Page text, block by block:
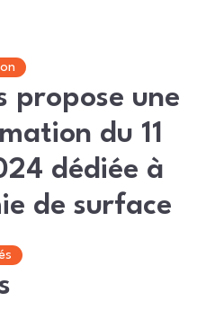
propose une
du 11
dédiée à
de surface